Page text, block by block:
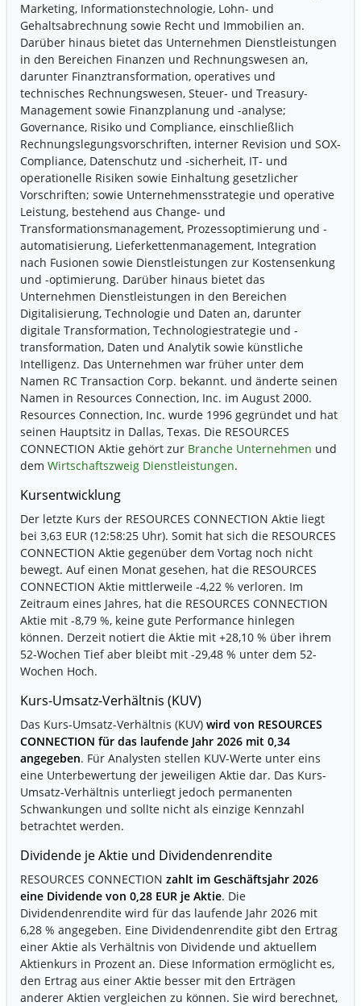
Marketing, Informationstechnologie, Lohn- und
Gehaltsabrechnung sowie Recht und Immobilien an.
Darüber hinaus bietet das Unternehmen Dienstleistungen
in den Bereichen Finanzen und Rechnungswesen an,
darunter Finanztransformation, operatives und
technisches Rechnungswesen, Steuer- und Treasury-
Management sowie Finanzplanung und -analyse;
Governance, Risiko und Compliance, einschließlich
Rechnungslegungsvorschriften, interner Revision und SOX-
Compliance, Datenschutz und -sicherheit, IT- und
operationelle Risiken sowie Einhaltung gesetzlicher
Vorschriften; sowie Unternehmensstrategie und operative
Leistung, bestehend aus Change- und
Transformationsmanagement, Prozessoptimierung und -
automatisierung, Lieferkettenmanagement, Integration
nach Fusionen sowie Dienstleistungen zur Kostensenkung
und -optimierung. Darüber hinaus bietet das
Unternehmen Dienstleistungen in den Bereichen
Digitalisierung, Technologie und Daten an, darunter
digitale Transformation, Technologiestrategie und -
transformation, Daten und Analytik sowie künstliche
Intelligenz. Das Unternehmen war früher unter dem
Namen RC Transaction Corp. bekannt. und änderte seinen
Namen in Resources Connection, Inc. im August 2000.
Resources Connection, Inc. wurde 1996 gegründet und hat
seinen Hauptsitz in Dallas, Texas. Die RESOURCES
CONNECTION Aktie gehört zur Branche Unternehmen und
dem Wirtschaftszweig Dienstleistungen.
Kursentwicklung
Der letzte Kurs der RESOURCES CONNECTION Aktie liegt
bei 3,63 EUR (12:58:25 Uhr). Somit hat sich die RESOURCES
CONNECTION Aktie gegenüber dem Vortag noch nicht
bewegt. Auf einen Monat gesehen, hat die RESOURCES
CONNECTION Aktie mittlerweile -4,22 % verloren. Im
Zeitraum eines Jahres, hat die RESOURCES CONNECTION
Aktie mit -8,79 %, keine gute Performance hinlegen
können. Derzeit notiert die Aktie mit +28,10 % über ihrem
52-Wochen Tief aber bleibt mit -29,48 % unter dem 52-
Wochen Hoch.
Kurs-Umsatz-Verhältnis (KUV)
Das Kurs-Umsatz-Verhältnis (KUV) wird von RESOURCES
CONNECTION für das laufende Jahr 2026 mit 0,34
angegeben. Für Analysten stellen KUV-Werte unter eins
eine Unterbewertung der jeweiligen Aktie dar. Das Kurs-
Umsatz-Verhältnis unterliegt jedoch permanenten
Schwankungen und sollte nicht als einzige Kennzahl
betrachtet werden.
Dividende je Aktie und Dividendenrendite
RESOURCES CONNECTION zahlt im Geschäftsjahr 2026
eine Dividende von 0,28 EUR je Aktie. Die
Dividendenrendite wird für das laufende Jahr 2026 mit
6,28 % angegeben. Eine Dividendenrendite gibt den Ertrag
einer Aktie als Verhältnis von Dividende und aktuellem
Aktienkurs in Prozent an. Diese Information ermöglicht es,
den Ertrag aus einer Aktie besser mit den Erträgen
anderer Aktien vergleichen zu können. Sie wird berechnet,